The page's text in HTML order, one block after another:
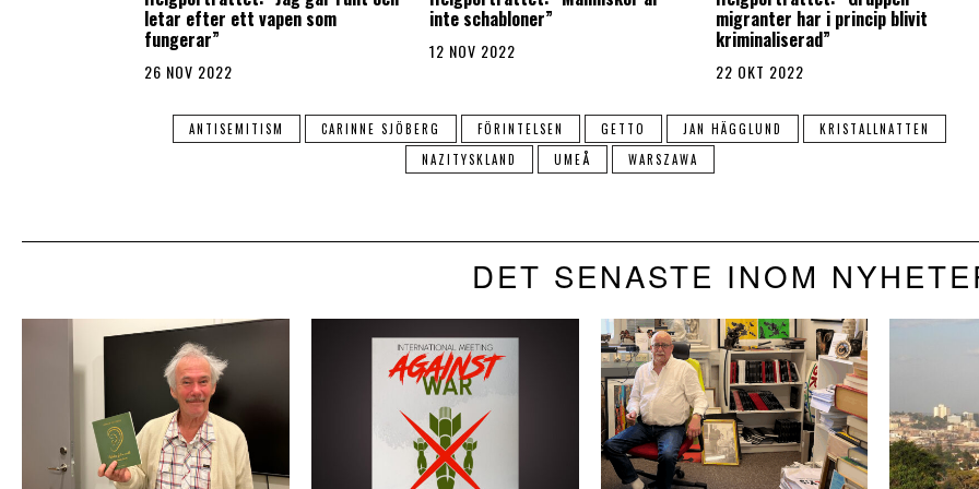
letar efter ett vapen som
fungerar”
26 NOV 2022
inte schabloner”
12 NOV 2022
migranter har i princip blivit
kriminaliserad”
22 OKT 2022
ANTISEMITISM CARINNE SJÖBERG FÖRINTELSEN GETTO JAN HÄGGLUND
KRISTALLNATTEN
NAZITYSKLAND
UMEÅ WARSZAWA
DET SENASTE INOM